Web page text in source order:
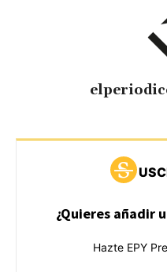
¿Quieres añadir
Hazte EPY